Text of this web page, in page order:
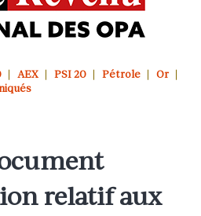
AEX PSI 20 Pétrole
Or
relatif aux